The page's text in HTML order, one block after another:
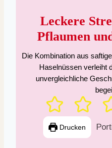
Leckere
Pflaumen
Die Kombination aus
Haselnüssen verleiht
unvergleichliche
Drucken